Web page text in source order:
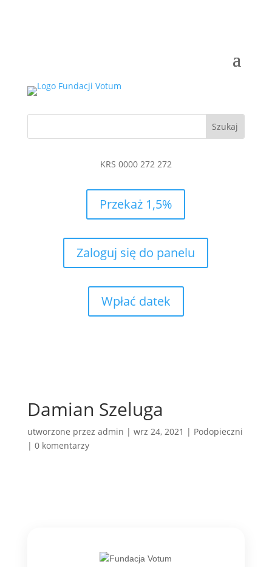
KRS 0000 272 272
Przekaż 1,5%
Zaloguj się do panelu
Wpłać datek
Damian Szeluga
utworzone przez admin | wrz 24, 2021 | Podopieczni
| 0 komentarzy